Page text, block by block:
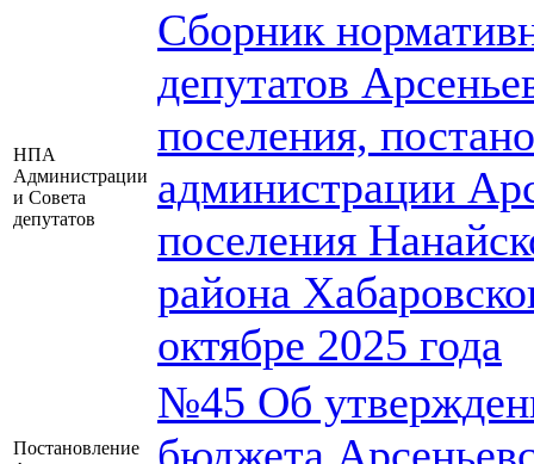
НПА
Администрации
и Совета
депутатов
Сборник
депутатов
поселения,
администрации
поселения
района
октябре 2025 года
Постановление
№45 Об